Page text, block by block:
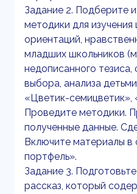
Задание 2. Подберите
методики для изучения
ориентаций,
младших школьников
недописанного тезиса,
выбора, анализа
«Цветик-семицветик»,
Проведите методики.
полученные данные.
Включите материалы в
портфель».
Задание 3.
рассказ, который